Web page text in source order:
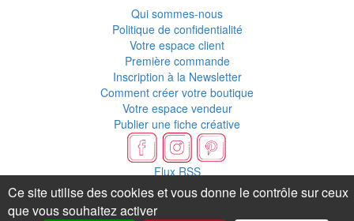
Qui sommes-nous
Politique de confidentialité
Votre espace client
Première commande
Inscription à la Newsletter
Comment créer votre boutique
Votre espace vendeur
Publier une fiche créative
Flux RSS
Ce site utilise des cookies et vous donne le contrôle sur ceux
que vous souhaitez activer